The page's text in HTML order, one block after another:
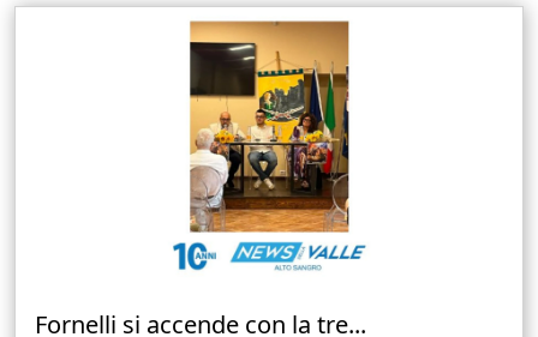
Fornelli si accende con la tre...